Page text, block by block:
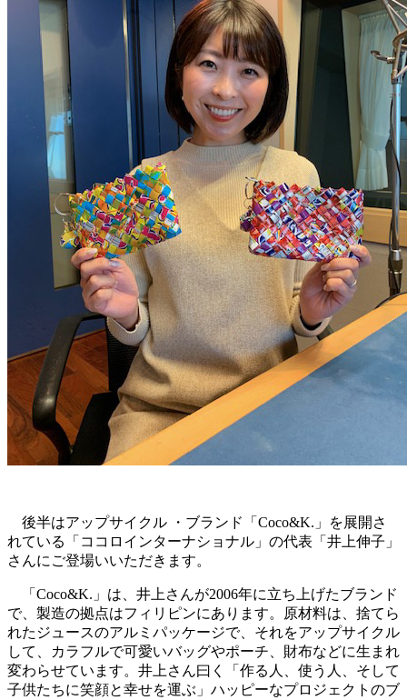
後半はアップサイクル ・ブランド「Coco&K.」を展開さ
れている「ココロインターナショナル」の代表「井上伸子」
さんにご登場いいただきます。
「Coco&K.」は、井上さんが2006年に立ち上げたブランド
で、製造の拠点はフィリピンにあります。原材料は、捨てら
れたジュースのアルミパッケージで、それをアップサイクル
して、カラフルで可愛いバッグやポーチ、財布などに生まれ
変わらせています。井上さん曰く「作る人、使う人、そして
子供たちに笑顔と幸せを運ぶ」ハッピーなプロジェクトのブ